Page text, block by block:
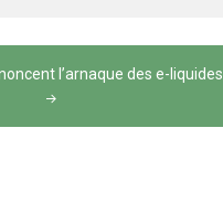
l’arnaque des e-liquides